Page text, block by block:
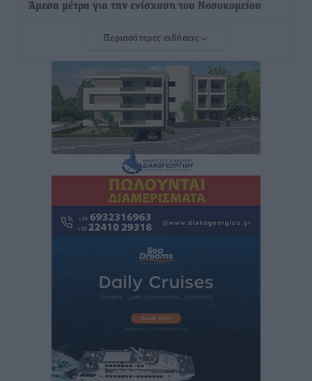
Άμεσα μέτρα για την ενίσχυση του Νοσοκομείου
ανακοίνωσε ο Άδωνις Γεωργιάδης
Iατρικός Σύλλογος Ροδου προς Α. Γεωργιάδη:
Στρατηγικές Προτάσεις για την Ενίσχυση της
Δημόσιας Υγείας στη Νησιωτική Ελλάδα και στα
Νοσοκομεία της Γ΄ Ζώνης
πριν 4 ώρες
Πάνθηρες: Ξεκίνησαν αισιόδοξοι για την παρθενική
“πτήση” τους
πριν 5 ώρες
Αθλητικά• πριν 5 ώρες
Περισσότερες ειδήσεις